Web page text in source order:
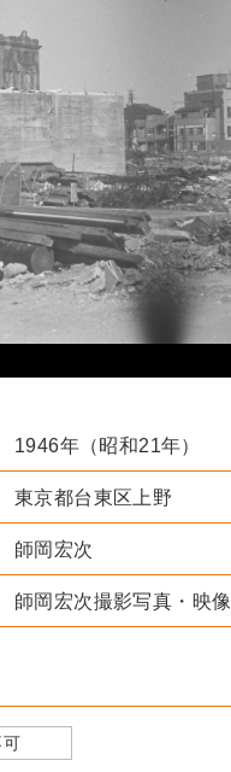
1946年（昭和21年）
東京都台東区上野
師岡宏次
師岡宏次撮影写真・映像
可